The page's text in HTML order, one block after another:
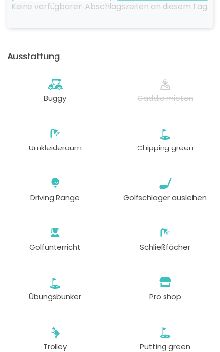
Keine verfügbaren Abschlagszeiten an diesem Tag.
Ausstattung
Buggy Caddie mieten
Umkleideraum Chipping green
Driving Range Golfschläger ausleihen
Golfunterricht Schließfächer
Übungsbunker Pro shop
Trolley Putting green